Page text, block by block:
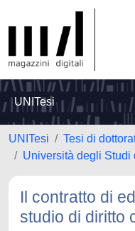
UNITesi
UNITesi
Tesi di
Università degli Studi
Il contratto di
studio di diritto